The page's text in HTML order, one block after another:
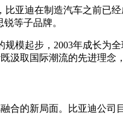
亚迪在制造汽车之前已
等子品牌。
模起步，2003年成长为
取国际潮流的先进理念
合的新局面。比亚迪公